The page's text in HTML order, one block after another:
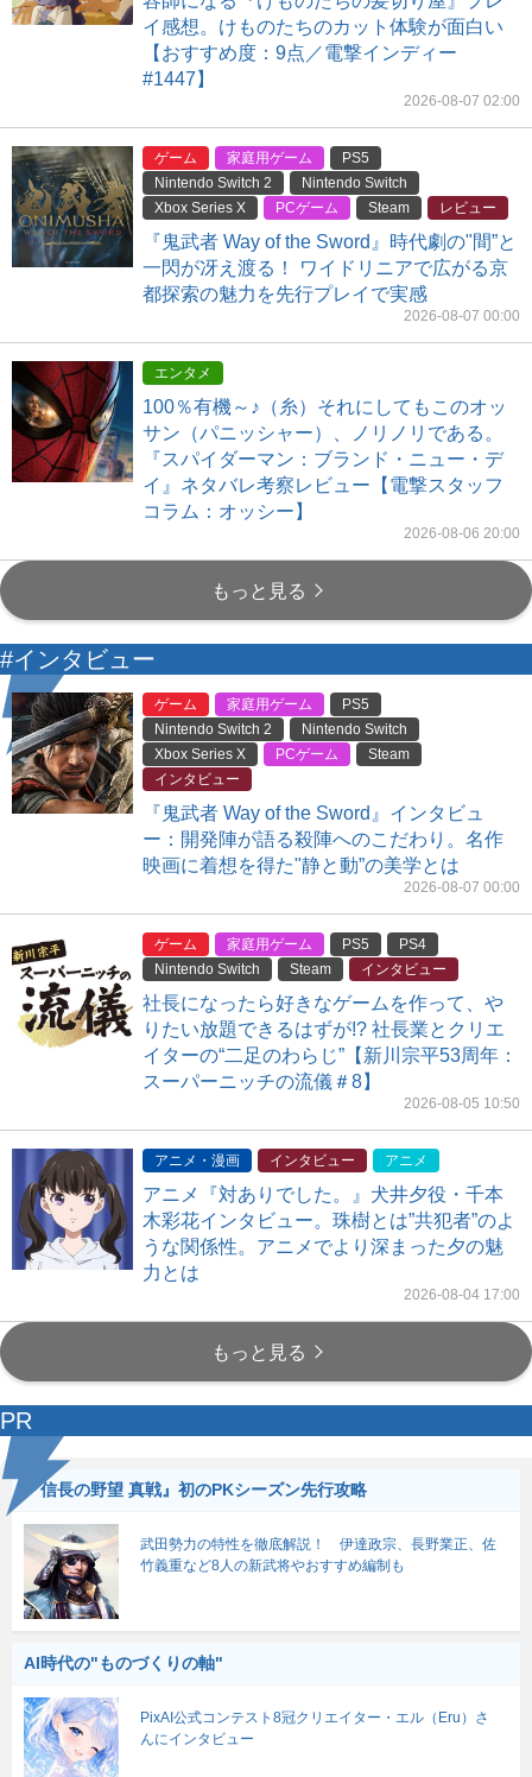
イ感想。けものたちのカット体験が面白い
【おすすめ度：9点／電撃インディー
#1447】
2026-08-07 02:00
ゲーム 家庭用ゲーム
PS5
Nintendo Switch 2
Nintendo Switch
Xbox Series X
PCゲーム Steam レビュー
『鬼武者 Way of the Sword』時代劇の"間”と
一閃が冴え渡る！ ワイドリニアで広がる京
都探索の魅力を先行プレイで実感
2026-08-07 00:00
エンタメ
100％有機～♪（糸）それにしてもこのオッ
サン（パニッシャー）、ノリノリである。
『スパイダーマン：ブランド・ニュー・デ
イ』ネタバレ考察レビュー【電撃スタッフ
コラム：オッシー】
2026-08-06 20:00
もっと見る
#インタビュー
ゲーム 家庭用ゲーム
PS5
Nintendo Switch 2
Nintendo Switch
Xbox Series X
PCゲーム
Steam
インタビュー
『鬼武者 Way of the Sword』インタビュ
ー：開発陣が語る殺陣へのこだわり。名作
映画に着想を得た"静と動”の美学とは
2026-08-07 00:00
ゲーム 家庭用ゲーム PS5
PS4
Nintendo Switch
Steam インタビュー
社長になったら好きなゲームを作って、や
りたい放題できるはずが!? 社長業とクリエ
イターの“二足のわらじ”【新川宗平53周年：
スーパーニッチの流儀＃8】
2026-08-05 10:50
アニメ・漫画 インタビュー アニメ
アニメ『対ありでした。』犬井夕役・千本
木彩花インタビュー。珠樹とは”共犯者”のよ
うな関係性。アニメでより深まった夕の魅
力とは
2026-08-04 17:00
もっと見る
PR
『信長の野望 真戦』初のPKシーズン先行攻略
武田勢力の特性を徹底解説！ 伊達政宗、長野業正、佐
竹義重など8人の新武将やおすすめ編制も
AI時代の"ものづくりの軸"
PixAI公式コンテスト8冠クリエイター・エル（Eru）さ
んにインタビュー